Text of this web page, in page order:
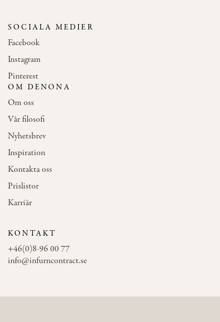
SOCIALA MEDIER
Facebook
Instagram
Pinterest
OM DENONA
Om oss
Vår filosofi
Nyhetsbrev
Inspiration
Kontakta oss
Prislistor
Karriär
KONTAKT
+46(0)8-96 00 77
info@infurncontract.se